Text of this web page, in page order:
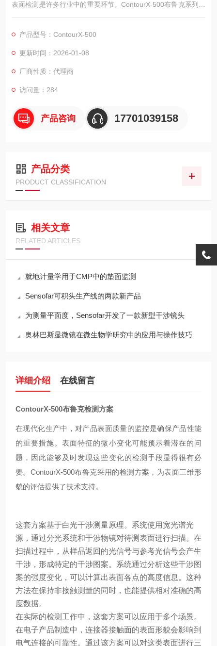
表面检测是许多行业中的重要环节。ContourX-500布鲁克系列产
品通过白光干涉测量技术，为表面形貌检测提供了可行方案，在
产品型号：ContourX-500
更新时间：2026-01-08
厂商性质：代理商
访问量：284
产品咨询 17701039158
产品分类
PRODUCT CLASSIFICATION
相关文章
RELATED ARTICLES
就地计量学用于CMP中的垫面监测
Sensofar可积头生产线的两款新产品
为测量平面度，Sensofar开发了一款新型干涉镜头
奥林巴斯显微镜在微生物学研究中的应用与操作技巧
详细介绍 在线留言
ContourX-500布鲁克检测方案
在现代化生产中，对产品表面质量的监控是确保产品性能
的重要措施。表面特征的微小变化可能预示着潜在的问
题，因此能够及时发现这些变化的检测手段显得很有必
要。ContourX-500布鲁克采用的检测方案，为表面三维形
貌的评估提供了技术支持。
这套方案基于白光干涉测量原理。系统使用宽光谱光
源，通过分光系统和干涉物镜对待测表面进行扫描。在
扫描过程中，从样品返回的光信号与参考光信号会产生
干涉，形成特定的干涉图案。系统通过分析这些干涉图
案的强度变化，可以计算出表面各点的高度信息。这种
方法在保持非接触测量的同时，也能提供相对准确的高
度数据。
在实际的检测工作中，这套方案可以应用于多个场景。
在电子产品制造中，连接器接触面的表面形貌会影响到
电气连接的可靠性。通过该方案可以对这类表面进行三